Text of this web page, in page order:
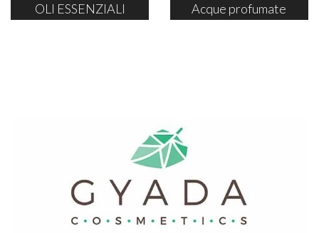
OLI ESSENZIALI Acque profumate